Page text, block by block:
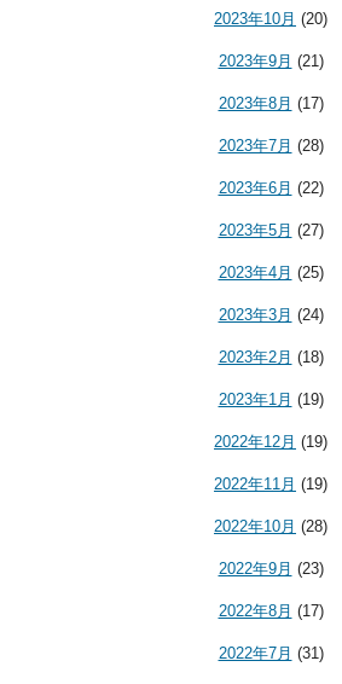
2023年10月 (20)
2023年9月 (21)
2023年8月 (17)
2023年7月 (28)
2023年6月 (22)
2023年5月 (27)
2023年4月 (25)
2023年3月 (24)
2023年2月 (18)
2023年1月 (19)
2022年12月 (19)
2022年11月 (19)
2022年10月 (28)
2022年9月 (23)
2022年8月 (17)
2022年7月 (31)